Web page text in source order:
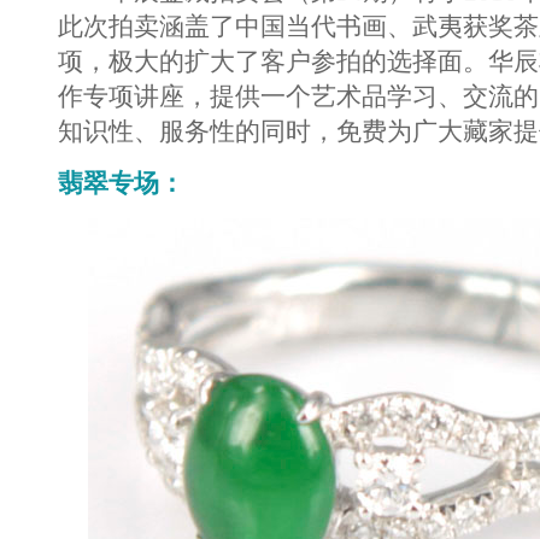
此次拍卖涵盖了中国当代书画、武夷获奖
项，极大的扩大了客户参拍的选择面。华
作专项讲座，提供一个艺术品学习、交流
知识性、服务性的同时，免费为广大藏家
翡翠专场：